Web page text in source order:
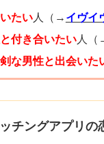
たい人（→ イヴイ
付き合いたい人（
な男性と出会いた
チングアプリの